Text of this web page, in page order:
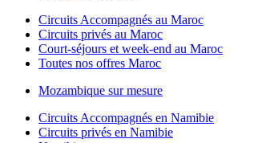
Circuits Accompagnés au Maroc
Circuits privés au Maroc
Court-séjours et week-end au Maroc
Toutes nos offres Maroc
Mozambique sur mesure
Circuits Accompagnés en Namibie
Circuits privés en Namibie